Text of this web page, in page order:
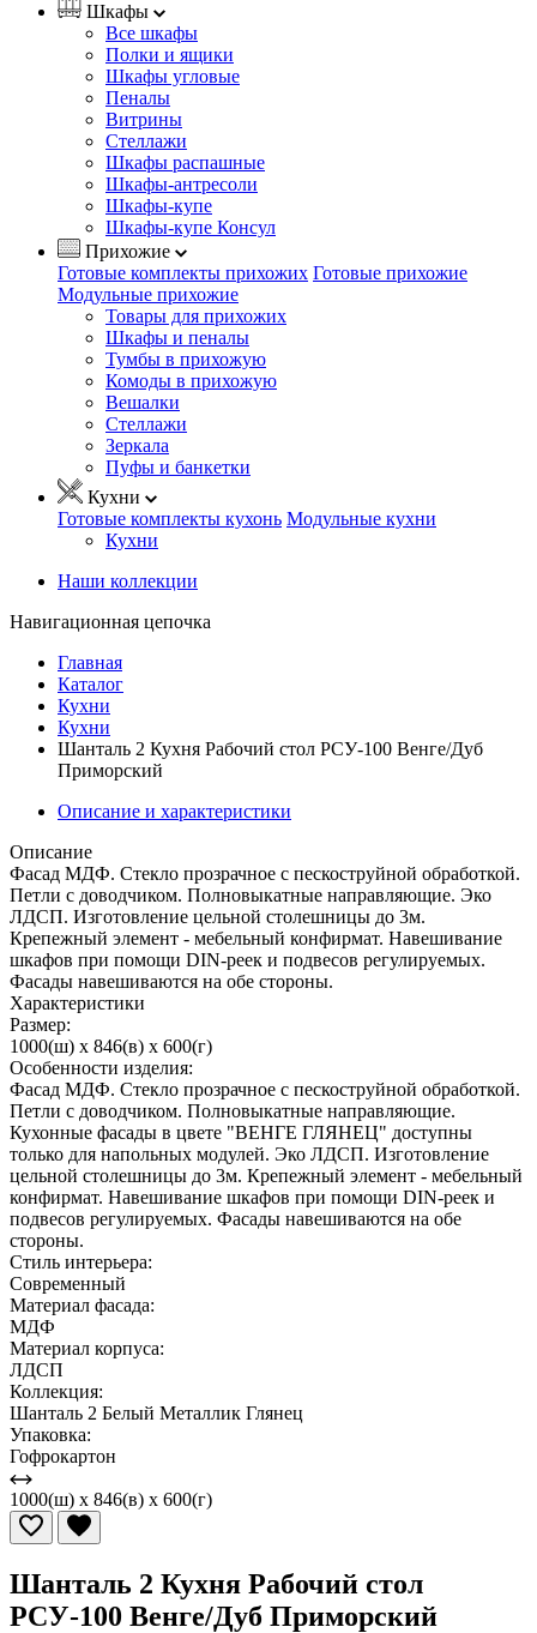
Шкафы
Все шкафы
Полки и ящики
Шкафы угловые
Пеналы
Витрины
Стеллажи
Шкафы распашные
Шкафы-антресоли
Шкафы-купе
Шкафы-купе Консул
Прихожие
Готовые комплекты прихожих Готовые прихожие
Модульные прихожие
Товары для прихожих
Шкафы и пеналы
Тумбы в прихожую
Комоды в прихожую
Вешалки
Стеллажи
Зеркала
Пуфы и банкетки
Кухни
Готовые комплекты кухонь Модульные кухни
Кухни
Наши коллекции
Навигационная цепочка
Главная
Каталог
Кухни
Кухни
Шанталь 2 Кухня Рабочий стол РСУ-100 Венге/Дуб
Приморский
Описание и характеристики
Описание
Фасад МДФ. Стекло прозрачное с пескоструйной обработкой.
Петли с доводчиком. Полновыкатные направляющие. Эко
ЛДСП. Изготовление цельной столешницы до 3м.
Крепежный элемент - мебельный конфирмат. Навешивание
шкафов при помощи DIN-реек и подвесов регулируемых.
Фасады навешиваются на обе стороны.
Характеристики
Размер:
1000(ш) x 846(в) x 600(г)
Особенности изделия:
Фасад МДФ. Стекло прозрачное с пескоструйной обработкой.
Петли с доводчиком. Полновыкатные направляющие.
Кухонные фасады в цвете "ВЕНГЕ ГЛЯНЕЦ" доступны
только для напольных модулей. Эко ЛДСП. Изготовление
цельной столешницы до 3м. Крепежный элемент - мебельный
конфирмат. Навешивание шкафов при помощи DIN-реек и
подвесов регулируемых. Фасады навешиваются на обе
стороны.
Стиль интерьера:
Современный
Материал фасада:
МДФ
Материал корпуса:
ЛДСП
Коллекция:
Шанталь 2 Белый Металлик Глянец
Упаковка:
Гофрокартон
1000(ш) x 846(в) x 600(г)
Шанталь 2 Кухня Рабочий стол
РСУ-100 Венге/Дуб Приморский